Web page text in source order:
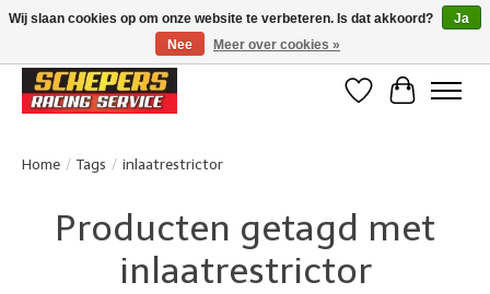
Klanten beoordelen ons met een 4,8/5 op Google reviews
Verlanglijst
Home / Tags / inlaatrestrictor
Producten getagd met
inlaatrestrictor
Wij slaan cookies op om onze website te verbeteren. Is dat akkoord?
Ja
Nee
Meer over cookies »